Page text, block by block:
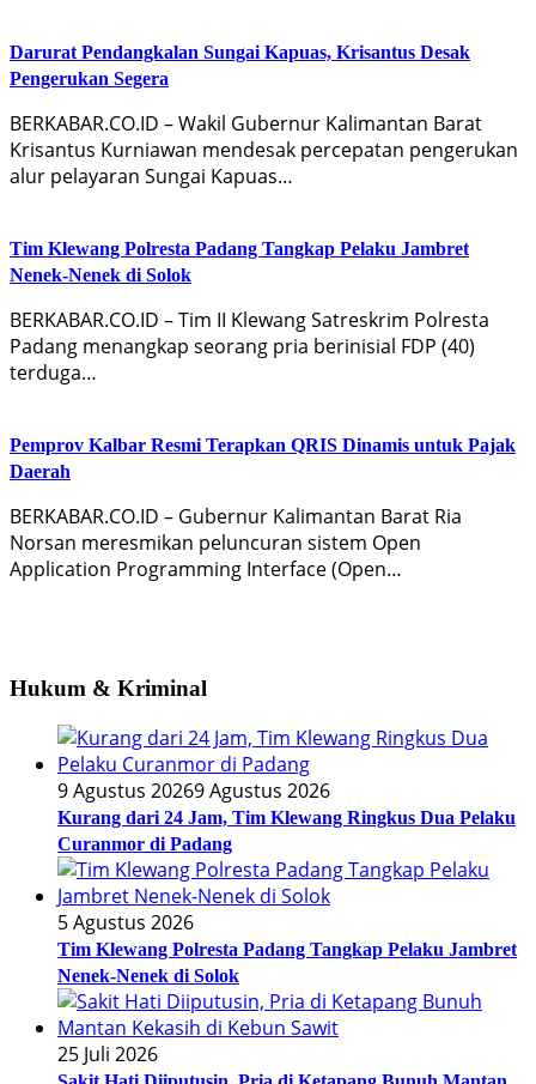
Darurat Pendangkalan Sungai Kapuas, Krisantus Desak
Pengerukan Segera
BERKABAR.CO.ID – Wakil Gubernur Kalimantan Barat
Krisantus Kurniawan mendesak percepatan pengerukan
alur pelayaran Sungai Kapuas…
Tim Klewang Polresta Padang Tangkap Pelaku Jambret
Nenek-Nenek di Solok
BERKABAR.CO.ID – Tim II Klewang Satreskrim Polresta
Padang menangkap seorang pria berinisial FDP (40)
terduga…
Pemprov Kalbar Resmi Terapkan QRIS Dinamis untuk Pajak
Daerah
BERKABAR.CO.ID – Gubernur Kalimantan Barat Ria
Norsan meresmikan peluncuran sistem Open
Application Programming Interface (Open…
Hukum & Kriminal
9 Agustus 20269 Agustus 2026
Kurang dari 24 Jam, Tim Klewang Ringkus Dua Pelaku
Curanmor di Padang
5 Agustus 2026
Tim Klewang Polresta Padang Tangkap Pelaku Jambret
Nenek-Nenek di Solok
25 Juli 2026